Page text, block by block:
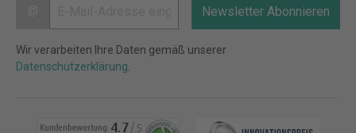
Newsletter Abonnieren
Wir verarbeiten Ihre Daten gemäß unserer
Datenschutzerklärung